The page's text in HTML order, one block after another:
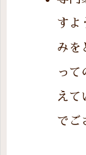
すよ
みを
っ
えて
でご